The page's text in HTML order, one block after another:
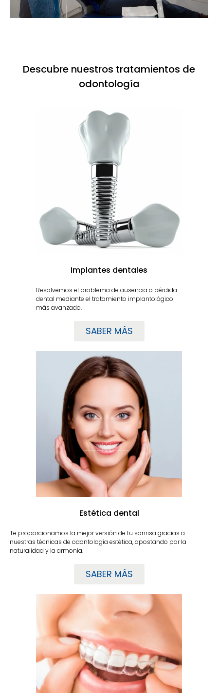
Descubre nuestros tratamientos de
odontología
Implantes dentales
Resolvemos el problema de ausencia o pérdida
dental mediante el tratamiento implantológico
más avanzado.
SABER MÁS
Estética dental
Te proporcionamos la mejor versión de tu sonrisa gracias a
nuestras técnicas de odontología estética, apostando por la
naturalidad y la armonía.
SABER MÁS